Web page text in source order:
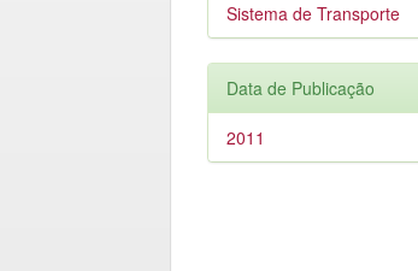
Sistema de Transporte
Data de Publicação
2011